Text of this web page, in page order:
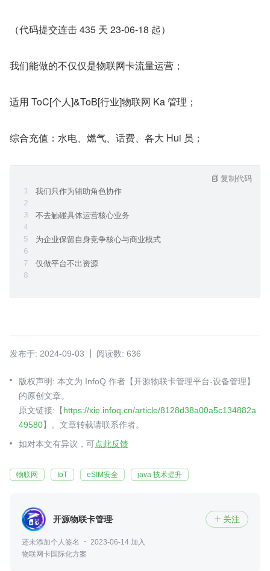
（代码提交连击 435 天 23-06-18 起）
我们能做的不仅仅是物联网卡流量运营；
适用 ToC[个人]&ToB[行业]物联网 Ka 管理；
综合充值：水电、燃气、话费、各大 Hui 员；
我们只作为辅助角色协作
不去触碰具体运营核心业务
为企业保留自身竞争核心与商业模式
仅做平台不出资源
复制代码
发布于: 2024-09-03 阅读数: 636
版权声明: 本文为 InfoQ 作者【开源物联卡管理平台-设备管理】
的原创文章。
原文链接:【https://xie.infoq.cn/article/8128d38a00a5c134882a
49580】。文章转载请联系作者。
如对本文有异议，可点此反馈
物联网 IoT eSIM安全 java 技术提升
 关注
还未添加个人签名
2023-06-14 加入
物联网卡国际化方案